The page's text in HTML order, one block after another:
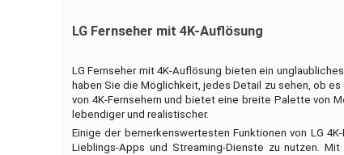
LG Fernseher mit 4K-Auflösung
LG Fernseher mit 4K-Auflösung bieten ein
haben Sie die Möglichkeit, jedes Detail zu sehen, ob
von 4K-Fernsehern und bietet eine breite Palette von
lebendiger und realistischer.
Einige der bemerkenswertesten Funktionen von LG
Lieblings-Apps und Streaming-Dienste zu nutzen.